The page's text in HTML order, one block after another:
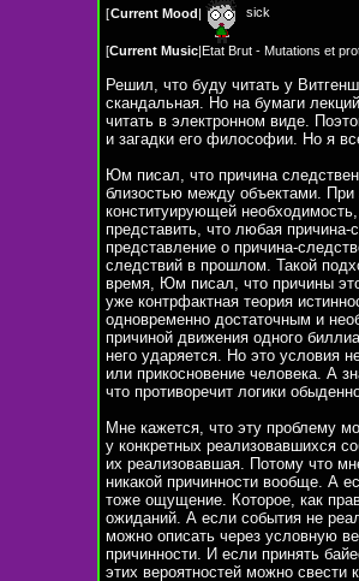
[Current Mood| sick
[Current Music|Etat Brut - Mutations et
Решил, что буду читать у
скандальная. Но на бумаги
читать в электронном виде.
и загадки его философии. Но я
Юм писал, что причина
близостью между объектами. При
конституирующей
представить, что любая
представление о причина-
следствий в прошлом. Такой
время, Юм писал, что причины
уже контрфактная теория
одновременно достаточным и
причиной движения одного
него ударяется. Но это условия
или прикосновение человека. А
что противоречит логики
Мне кажется, что эту проблему
у конкретных реализовавшихся
их реализовавшая. Потому что
никакой причинности вообще. А
тоже ощущение. Которое, как
ожиданий. А если события не
можно описать через условную
причинности. И если принять
этих вероятностей можно